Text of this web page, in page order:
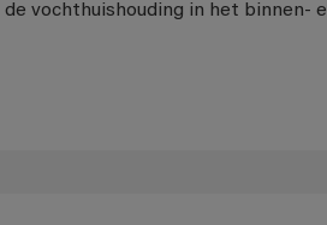
vochthuishouding in het binnen-